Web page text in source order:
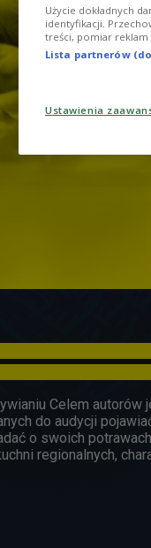
Celem
do audycji
o swoich
regionalnych,
Użycie dokładnych
identyfikacji.
treści, pomiar reklam
Lista partnerów
Ustawienia